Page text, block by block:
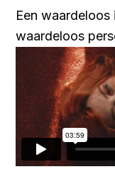
Een
waardeloos